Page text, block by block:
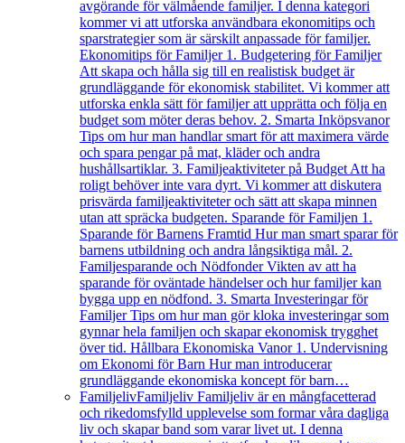
avgörande för välmående familjer. I denna kategori
kommer vi att utforska användbara ekonomitips och
sparstrategier som är särskilt anpassade för familjer.
Ekonomitips för Familjer 1. Budgetering för Familjer
Att skapa och hålla sig till en realistisk budget är
grundläggande för ekonomisk stabilitet. Vi kommer att
utforska enkla sätt för familjer att upprätta och följa en
budget som möter deras behov. 2. Smarta Inköpsvanor
Tips om hur man handlar smart för att maximera värde
och spara pengar på mat, kläder och andra
hushållsartiklar. 3. Familjeaktiviteter på Budget Att ha
roligt behöver inte vara dyrt. Vi kommer att diskutera
prisvärda familjeaktiviteter och sätt att skapa minnen
utan att spräcka budgeten. Sparande för Familjen 1.
Sparande för Barnens Framtid Hur man smart sparar för
barnens utbildning och andra långsiktiga mål. 2.
Familjesparande och Nödfonder Vikten av att ha
sparande för oväntade händelser och hur familjer kan
bygga upp en nödfond. 3. Smarta Investeringar för
Familjer Tips om hur man gör kloka investeringar som
gynnar hela familjen och skapar ekonomisk trygghet
över tid. Hållbara Ekonomiska Vanor 1. Undervisning
om Ekonomi för Barn Hur man introducerar
grundläggande ekonomiska koncept för barn…
FamiljelivFamiljeliv Familjeliv är en mångfacetterad
och rikedomsfylld upplevelse som formar våra dagliga
liv och skapar band som varar livet ut. I denna